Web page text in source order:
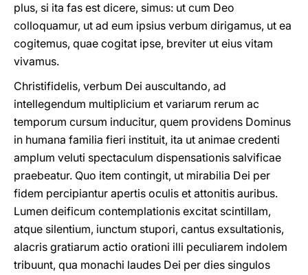
plus, si ita fas est dicere, simus: ut cum Deo
colloquamur, ut ad eum ipsius verbum dirigamus, ut ea
cogitemus, quae cogitat ipse, breviter ut eius vitam
vivamus.
Christifidelis, verbum Dei auscultando, ad
intellegendum multiplicium et variarum rerum ac
temporum cursum inducitur, quem providens Dominus
in humana familia fieri instituit, ita ut animae credenti
amplum veluti spectaculum dispensationis salvificae
praebeatur. Quo item contingit, ut mirabilia Dei per
fidem percipiantur apertis oculis et attonitis auribus.
Lumen deificum contemplationis excitat scintillam,
atque silentium, iunctum stupori, cantus exsultationis,
alacris gratiarum actio orationi illi peculiarem indolem
tribuunt, qua monachi laudes Dei per dies singulos